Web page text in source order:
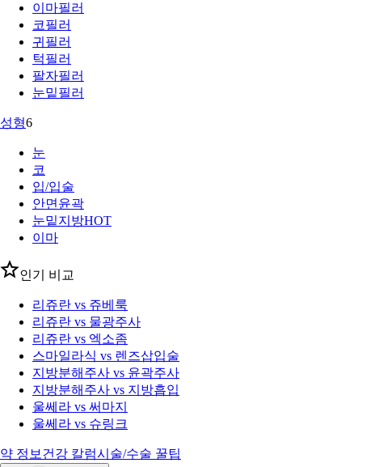
이마필러
코필러
귀필러
턱필러
팔자필러
눈밑필러
성형6
눈
코
입/입술
안면윤곽
눈밑지방HOT
이마
인기 비교
리쥬란 vs 쥬베룩
리쥬란 vs 물광주사
리쥬란 vs 엑소좀
스마일라식 vs 렌즈삽입술
지방분해주사 vs 윤곽주사
지방분해주사 vs 지방흡입
울쎄라 vs 써마지
울쎄라 vs 슈링크
약 정보 건강 칼럼시술/수술 꿀팁